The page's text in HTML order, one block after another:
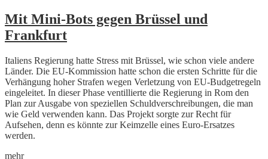
Mit Mini-Bots gegen Brüssel und
Frankfurt
Italiens Regierung hatte Stress mit Brüssel, wie schon viele andere
Länder. Die EU-Kommission hatte schon die ersten Schritte für die
Verhängung hoher Strafen wegen Verletzung von EU-Budgetregeln
eingeleitet. In dieser Phase ventillierte die Regierung in Rom den
Plan zur Ausgabe von speziellen Schuldverschreibungen, die man
wie Geld verwenden kann. Das Projekt sorgte zur Recht für
Aufsehen, denn es könnte zur Keimzelle eines Euro-Ersatzes
werden.
mehr